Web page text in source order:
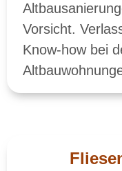
Vorsicht.
Know-how bei